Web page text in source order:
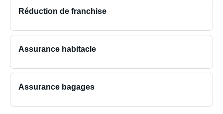
Réduction de franchise
Assurance habitacle
Assurance bagages